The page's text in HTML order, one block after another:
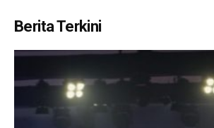
Berita Terkini